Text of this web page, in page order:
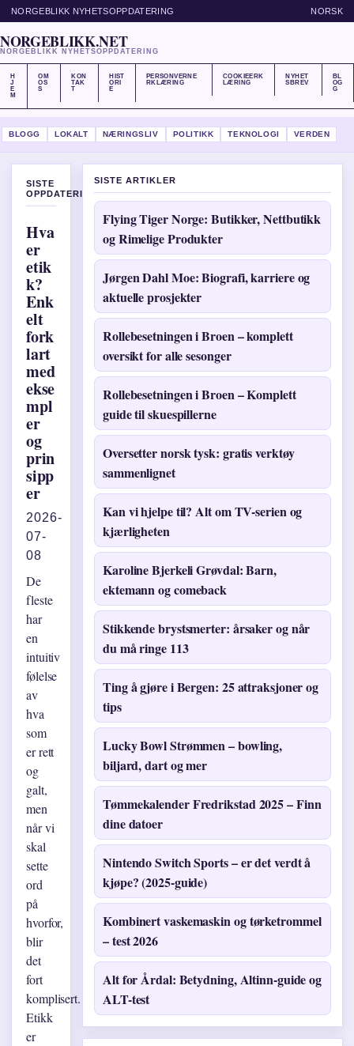
NORGEBLIKK NYHETSOPPDATERING NORSK
NORGEBLIKK.NET
NORGEBLIKK NYHETSOPPDATERING
H
J
E
M
OM
OS
S
KON
TAK
T
HIST
ORI
E
PERSONVERNE
RKLÆRING
COOKIEERK
LÆRING
NYHET
SBREV
BL
OG
G
BLOGG LOKALT NÆRINGSLIV POLITIKK TEKNOLOGI VERDEN
SISTE
OPPDATERINGER
Hva
er
etik
k?
Enk
elt
fork
lart
med
ekse
mpl
er
og
prin
sipp
er
2026-
07-
08
De
fleste
har
en
intuitiv
følelse
av
hva
som
er rett
og
galt,
men
når vi
skal
sette
ord
på
hvorfor,
blir
det
fort
komplisert.
Etikk
er
SISTE ARTIKLER
Flying Tiger Norge: Butikker, Nettbutikk
og Rimelige Produkter
Jørgen Dahl Moe: Biografi, karriere og
aktuelle prosjekter
Rollebesetningen i Broen – komplett
oversikt for alle sesonger
Rollebesetningen i Broen – Komplett
guide til skuespillerne
Oversetter norsk tysk: gratis verktøy
sammenlignet
Kan vi hjelpe til? Alt om TV-serien og
kjærligheten
Karoline Bjerkeli Grøvdal: Barn,
ektemann og comeback
Stikkende brystsmerter: årsaker og når
du må ringe 113
Ting å gjøre i Bergen: 25 attraksjoner og
tips
Lucky Bowl Strømmen – bowling,
biljard, dart og mer
Tømmekalender Fredrikstad 2025 – Finn
dine datoer
Nintendo Switch Sports – er det verdt å
kjøpe? (2025-guide)
Kombinert vaskemaskin og tørketrommel
– test 2026
Alt for Årdal: Betydning, Altinn-guide og
ALT-test